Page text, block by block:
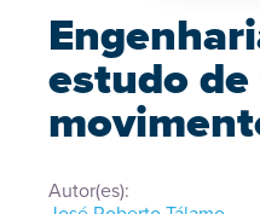
estudo
Autor(es):